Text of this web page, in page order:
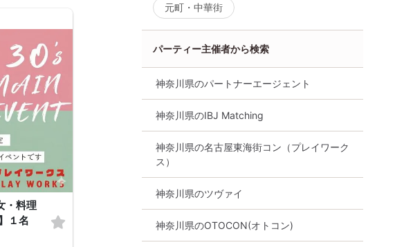
せん！お一人
！が東京上
・料理
１名
元町・中華街
パーティー主催者から検索
神奈川県のパートナーエージェント
神奈川県のIBJ Matching
神奈川県の名古屋東海街コン（プレイワーク
ス）
神奈川県のツヴァイ
神奈川県のOTOCON(オトコン)